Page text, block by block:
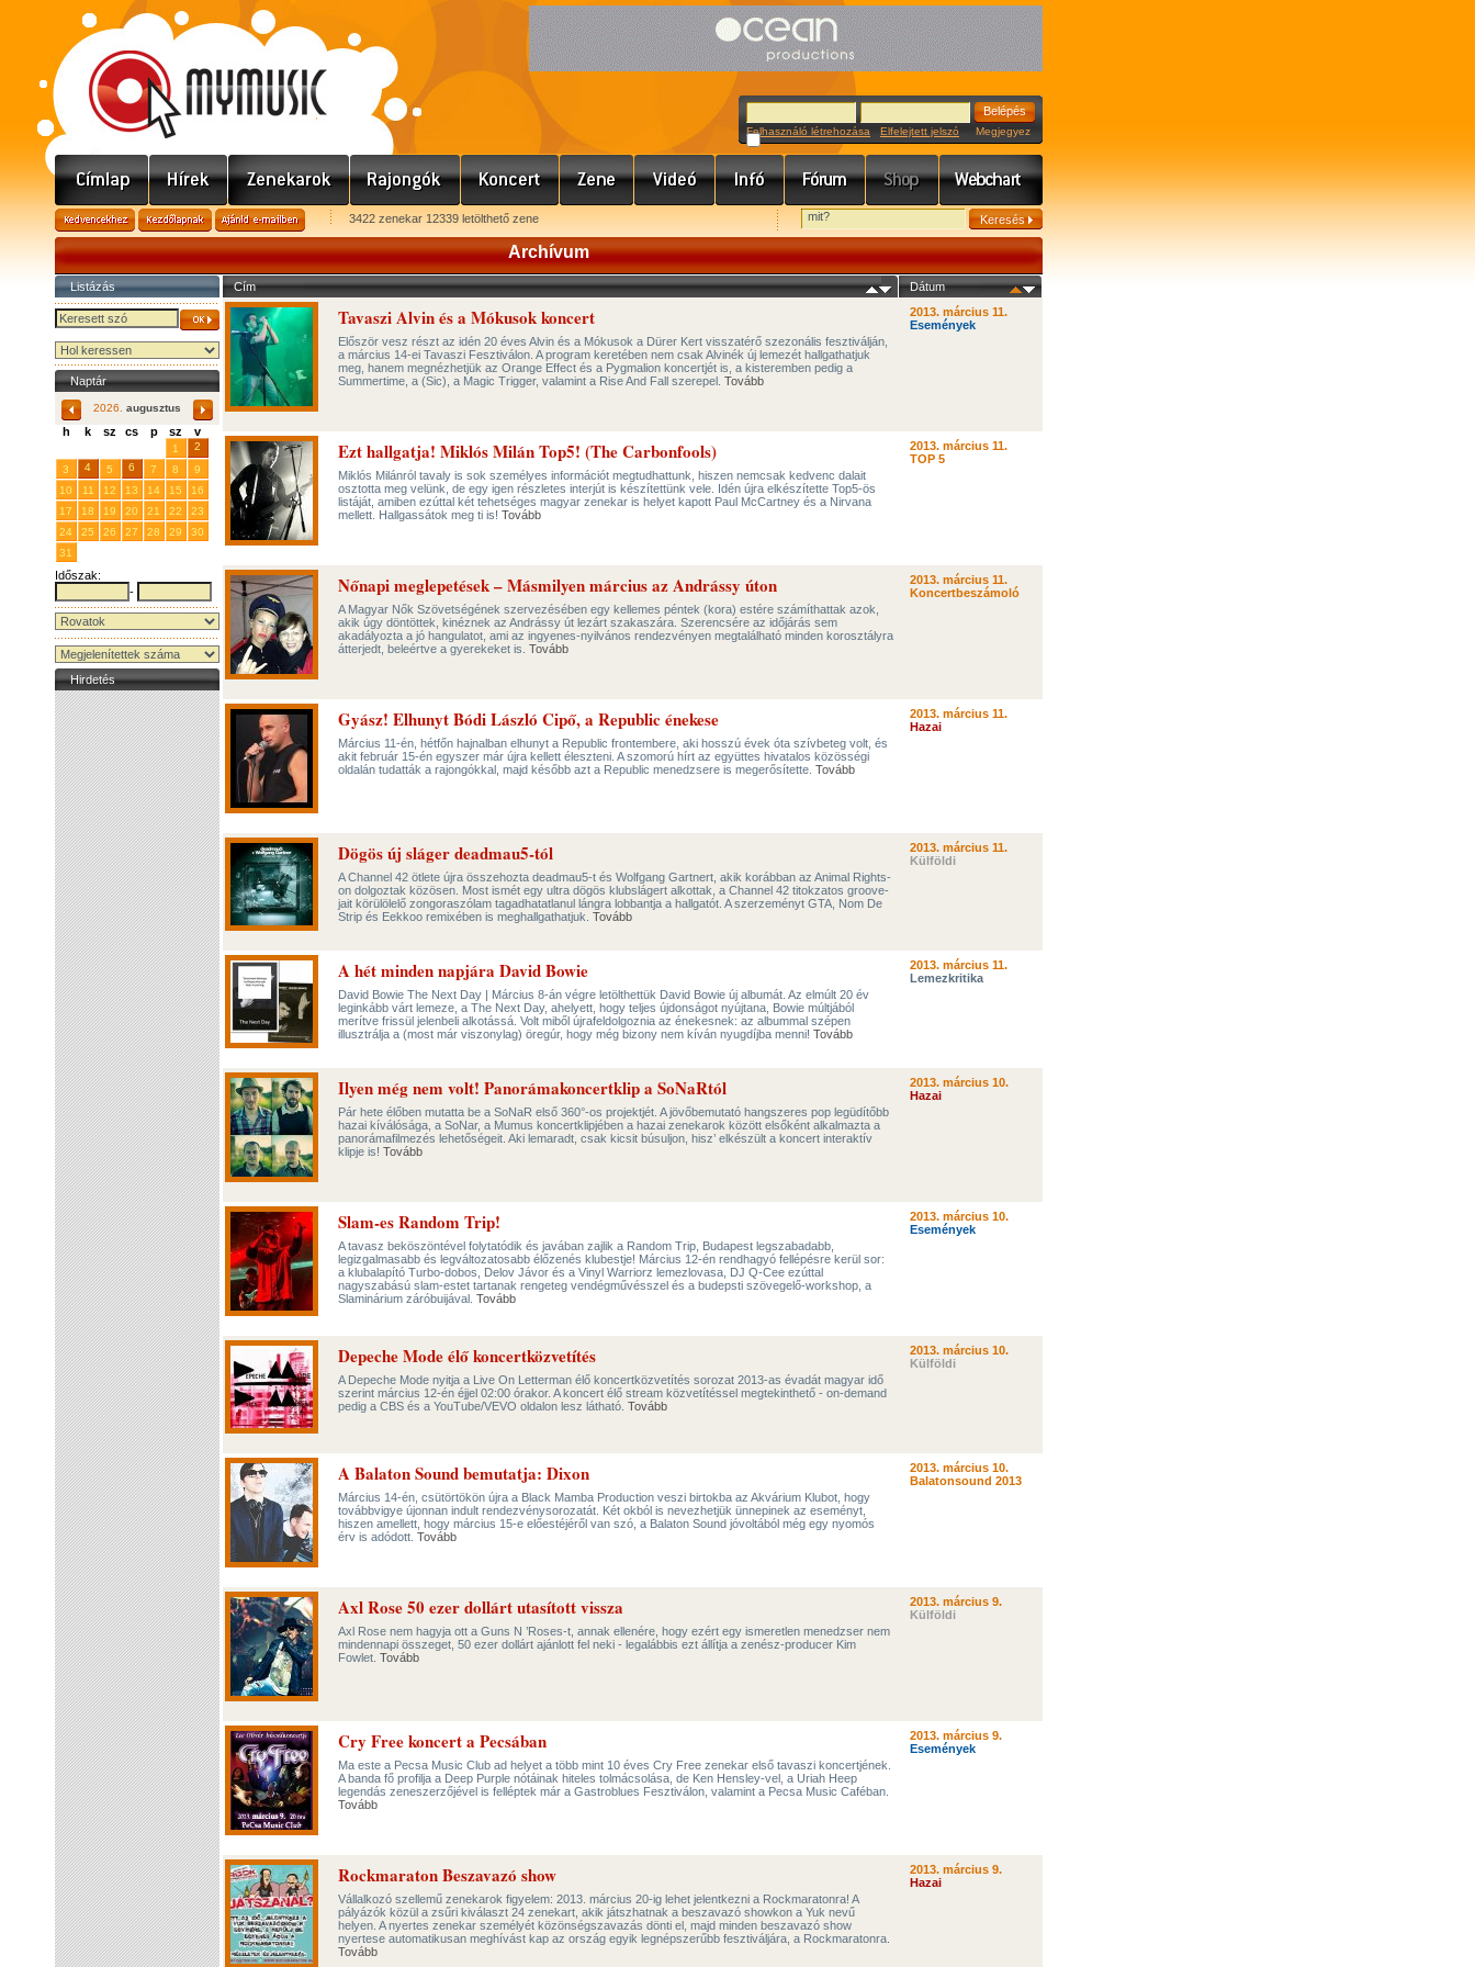
Felhasználó létrehozása Elfelejtett jelszó Megjegyez
3422 zenekar 12339 letölthető zene
Archívum
Listázás
Naptár
2026. augusztus
h k sz cs p sz v
1
2
3
4 5 6 7 8
9
10
11 12 13 14 15
16
17
18 19 20 21 22
23
24
25 26 27 28 29
30
31
Időszak:
-
Hirdetés
Cím Dátum
Tavaszi Alvin és a Mókusok koncert
Először vesz részt az idén 20 éves Alvin és a Mókusok a Dürer Kert visszatérő szezonális fesztiválján,
a március 14-ei Tavaszi Fesztiválon. A program keretében nem csak Alvinék új lemezét hallgathatjuk
meg, hanem megnézhetjük az Orange Effect és a Pygmalion koncertjét is, a kisteremben pedig a
Summertime, a (Sic), a Magic Trigger, valamint a Rise And Fall szerepel. Tovább
2013. március 11.
Események
Ezt hallgatja! Miklós Milán Top5! (The Carbonfools)
Miklós Milánról tavaly is sok személyes információt megtudhattunk, hiszen nemcsak kedvenc dalait
osztotta meg velünk, de egy igen részletes interjút is készítettünk vele. Idén újra elkészítette Top5-ös
listáját, amiben ezúttal két tehetséges magyar zenekar is helyet kapott Paul McCartney és a Nirvana
mellett. Hallgassátok meg ti is! Tovább
2013. március 11.
TOP 5
Nőnapi meglepetések – Másmilyen március az Andrássy úton
A Magyar Nők Szövetségének szervezésében egy kellemes péntek (kora) estére számíthattak azok,
akik úgy döntöttek, kinéznek az Andrássy út lezárt szakaszára. Szerencsére az időjárás sem
akadályozta a jó hangulatot, ami az ingyenes-nyilvános rendezvényen megtalálható minden korosztályra
átterjedt, beleértve a gyerekeket is. Tovább
2013. március 11.
Koncertbeszámoló
Gyász! Elhunyt Bódi László Cipő, a Republic énekese
Március 11-én, hétfőn hajnalban elhunyt a Republic frontembere, aki hosszú évek óta szívbeteg volt, és
akit február 15-én egyszer már újra kellett éleszteni. A szomorú hírt az együttes hivatalos közösségi
oldalán tudatták a rajongókkal, majd később azt a Republic menedzsere is megerősítette. Tovább
2013. március 11.
Hazai
Dögös új sláger deadmau5-tól
A Channel 42 ötlete újra összehozta deadmau5-t és Wolfgang Gartnert, akik korábban az Animal Rights-
on dolgoztak közösen. Most ismét egy ultra dögös klubslágert alkottak, a Channel 42 titokzatos groove-
jait körülölelő zongoraszólam tagadhatatlanul lángra lobbantja a hallgatót. A szerzeményt GTA, Nom De
Strip és Eekkoo remixében is meghallgathatjuk. Tovább
2013. március 11.
Külföldi
A hét minden napjára David Bowie
David Bowie The Next Day | Március 8-án végre letölthettük David Bowie új albumát. Az elmúlt 20 év
leginkább várt lemeze, a The Next Day, ahelyett, hogy teljes újdonságot nyújtana, Bowie múltjából
merítve frissül jelenbeli alkotássá. Volt miből újrafeldolgoznia az énekesnek: az albummal szépen
illusztrálja a (most már viszonylag) öregúr, hogy még bizony nem kíván nyugdíjba menni! Tovább
2013. március 11.
Lemezkritika
Ilyen még nem volt! Panorámakoncertklip a SoNaRtól
Pár hete élőben mutatta be a SoNaR első 360°-os projektjét. A jövőbemutató hangszeres pop legüdítőbb
hazai kíválósága, a SoNar, a Mumus koncertklipjében a hazai zenekarok között elsőként alkalmazta a
panorámafilmezés lehetőségeit. Aki lemaradt, csak kicsit búsuljon, hisz’ elkészült a koncert interaktív
klipje is! Tovább
2013. március 10.
Hazai
Slam-es Random Trip!
A tavasz beköszöntével folytatódik és javában zajlik a Random Trip, Budapest legszabadabb,
legizgalmasabb és legváltozatosabb élőzenés klubestje! Március 12-én rendhagyó fellépésre kerül sor:
a klubalapító Turbo-dobos, Delov Jávor és a Vinyl Warriorz lemezlovasa, DJ Q-Cee ezúttal
nagyszabású slam-estet tartanak rengeteg vendégművésszel és a budepsti szövegelő-workshop, a
Slaminárium záróbuijával. Tovább
2013. március 10.
Események
Depeche Mode élő koncertközvetítés
A Depeche Mode nyitja a Live On Letterman élő koncertközvetítés sorozat 2013-as évadát magyar idő
szerint március 12-én éjjel 02:00 órakor. A koncert élő stream közvetítéssel megtekinthető - on-demand
pedig a CBS és a YouTube/VEVO oldalon lesz látható. Tovább
2013. március 10.
Külföldi
A Balaton Sound bemutatja: Dixon
Március 14-én, csütörtökön újra a Black Mamba Production veszi birtokba az Akvárium Klubot, hogy
továbbvigye újonnan indult rendezvénysorozatát. Két okból is nevezhetjük ünnepinek az eseményt,
hiszen amellett, hogy március 15-e előestéjéről van szó, a Balaton Sound jóvoltából még egy nyomós
érv is adódott. Tovább
2013. március 10.
Balatonsound 2013
Axl Rose 50 ezer dollárt utasított vissza
Axl Rose nem hagyja ott a Guns N ’Roses-t, annak ellenére, hogy ezért egy ismeretlen menedzser nem
mindennapi összeget, 50 ezer dollárt ajánlott fel neki - legalábbis ezt állítja a zenész-producer Kim
Fowlet. Tovább
2013. március 9.
Külföldi
Cry Free koncert a Pecsában
Ma este a Pecsa Music Club ad helyet a több mint 10 éves Cry Free zenekar első tavaszi koncertjének.
A banda fő profilja a Deep Purple nótáinak hiteles tolmácsolása, de Ken Hensley-vel, a Uriah Heep
legendás zeneszerzőjével is felléptek már a Gastroblues Fesztiválon, valamint a Pecsa Music Caféban.
Tovább
2013. március 9.
Események
Rockmaraton Beszavazó show
Vállalkozó szellemű zenekarok figyelem: 2013. március 20-ig lehet jelentkezni a Rockmaratonra! A
pályázók közül a zsűri kiválaszt 24 zenekart, akik játszhatnak a beszavazó showkon a Yuk nevű
helyen. A nyertes zenekar személyét közönségszavazás dönti el, majd minden beszavazó show
nyertese automatikusan meghívást kap az ország egyik legnépszerűbb fesztiváljára, a Rockmaratonra.
Tovább
2013. március 9.
Hazai